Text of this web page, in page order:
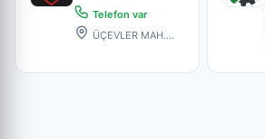
Telefon var
ÜÇEVLER MAH.